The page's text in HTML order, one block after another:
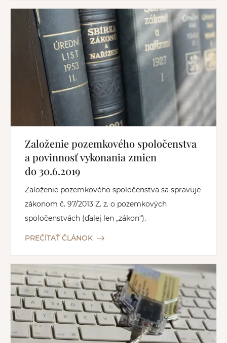
Založenie pozemkového spoločenstva
a povinnosť vykonania zmien
do 30.6.2019
Založenie pozemkového spoločenstva sa spravuje
zákonom č. 97/2013 Z. z. o pozemkových
spoločenstvách (ďalej len „zákon“).
PREČÍTAŤ ČLÁNOK